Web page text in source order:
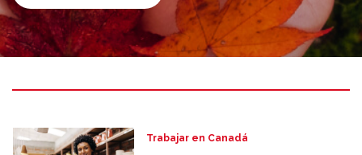
Trabajar en Canadá
Seleccionar idioma
Llámenos al+1 604 449 1200